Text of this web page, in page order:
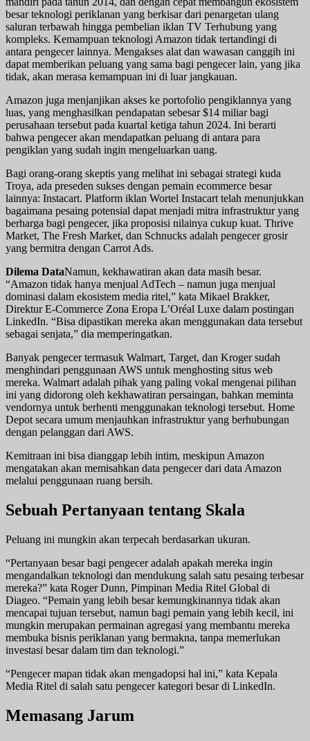
besar teknologi periklanan yang berkisar dari penargetan ulang
saluran terbawah hingga pembelian iklan TV Terhubung yang
kompleks. Kemampuan teknologi Amazon tidak tertandingi di
antara pengecer lainnya. Mengakses alat dan wawasan canggih ini
dapat memberikan peluang yang sama bagi pengecer lain, yang jika
tidak, akan merasa kemampuan ini di luar jangkauan.
Amazon juga menjanjikan akses ke portofolio pengiklannya yang
luas, yang menghasilkan pendapatan sebesar $14 miliar bagi
perusahaan tersebut pada kuartal ketiga tahun 2024. Ini berarti
bahwa pengecer akan mendapatkan peluang di antara para
pengiklan yang sudah ingin mengeluarkan uang.
Bagi orang-orang skeptis yang melihat ini sebagai strategi kuda
Troya, ada preseden sukses dengan pemain ecommerce besar
lainnya: Instacart. Platform iklan Wortel Instacart telah menunjukkan
bagaimana pesaing potensial dapat menjadi mitra infrastruktur yang
berharga bagi pengecer, jika proposisi nilainya cukup kuat. Thrive
Market, The Fresh Market, dan Schnucks adalah pengecer grosir
yang bermitra dengan Carrot Ads.
Dilema DataNamun, kekhawatiran akan data masih besar.
“Amazon tidak hanya menjual AdTech – namun juga menjual
dominasi dalam ekosistem media ritel,” kata Mikael Brakker,
Direktur E-Commerce Zona Eropa L’Oréal Luxe dalam postingan
LinkedIn. “Bisa dipastikan mereka akan menggunakan data tersebut
sebagai senjata,” dia memperingatkan.
Banyak pengecer termasuk Walmart, Target, dan Kroger sudah
menghindari penggunaan AWS untuk menghosting situs web
mereka. Walmart adalah pihak yang paling vokal mengenai pilihan
ini yang didorong oleh kekhawatiran persaingan, bahkan meminta
vendornya untuk berhenti menggunakan teknologi tersebut. Home
Depot secara umum menjauhkan infrastruktur yang berhubungan
dengan pelanggan dari AWS.
Kemitraan ini bisa dianggap lebih intim, meskipun Amazon
mengatakan akan memisahkan data pengecer dari data Amazon
melalui penggunaan ruang bersih.
Sebuah Pertanyaan tentang Skala
Peluang ini mungkin akan terpecah berdasarkan ukuran.
“Pertanyaan besar bagi pengecer adalah apakah mereka ingin
mengandalkan teknologi dan mendukung salah satu pesaing terbesar
mereka?” kata Roger Dunn, Pimpinan Media Ritel Global di
Diageo. “Pemain yang lebih besar kemungkinannya tidak akan
mencapai tujuan tersebut, namun bagi pemain yang lebih kecil, ini
mungkin merupakan permainan agregasi yang membantu mereka
membuka bisnis periklanan yang bermakna, tanpa memerlukan
investasi besar dalam tim dan teknologi.”
“Pengecer mapan tidak akan mengadopsi hal ini,” kata Kepala
Media Ritel di salah satu pengecer kategori besar di LinkedIn.
Memasang Jarum